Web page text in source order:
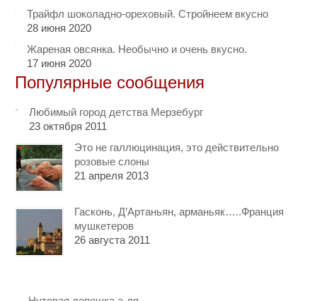
Трайфл шоколадно-ореховый. Стройнеем вкусно
28 июня 2020
Жареная овсянка. Необычно и очень вкусно.
17 июня 2020
Популярные сообщения
Любимый город детства Мерзебург
23 октября 2011
Это не галлюцинация, это действительно
розовые слоны
21 апреля 2013
Гасконь, Д’Артаньян, арманьяк…..Франция
мушкетеров
26 августа 2011